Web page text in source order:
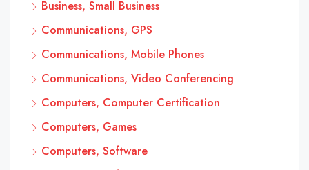
Business, Small Business
Communications, GPS
Communications, Mobile Phones
Communications, Video Conferencing
Computers, Computer Certification
Computers, Games
Computers, Software